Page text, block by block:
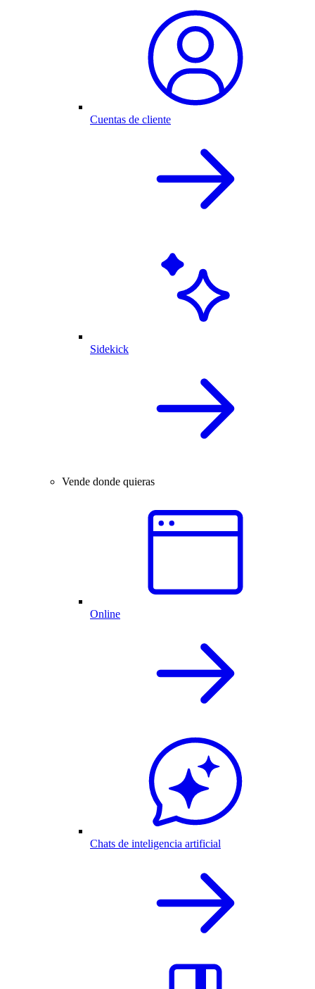
Cuentas de cliente
Sidekick
Vende donde quieras
Online
Chats de inteligencia artificial